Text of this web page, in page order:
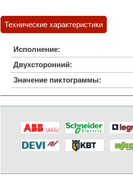
Технические характеристики
Исполнение:
Двухсторонний:
Значение пиктограммы: